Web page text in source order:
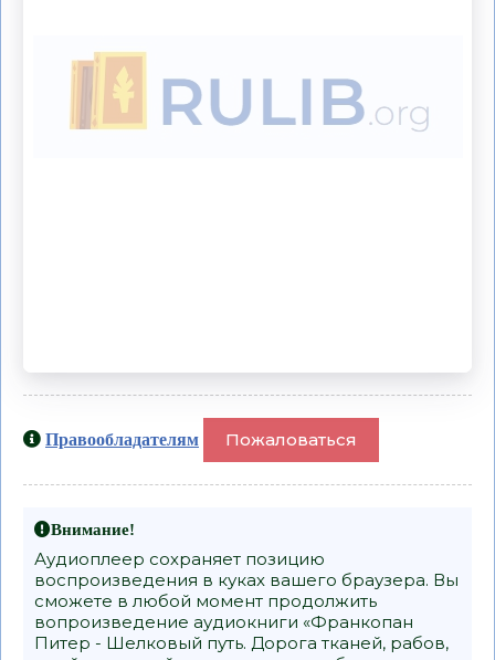
Правообладателям Пожаловаться
Внимание!
Аудиоплеер сохраняет позицию
воспроизведения в куках вашего браузера. Вы
сможете в любой момент продолжить
вопроизведение аудиокниги «Франкопан
Питер - Шелковый путь. Дорога тканей, рабов,